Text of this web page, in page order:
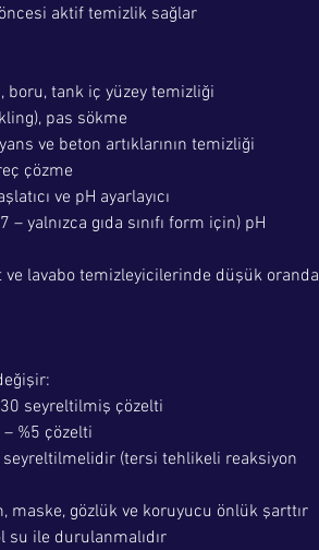
öncesi aktif temizlik sağlar
boru, tank iç yüzey temizliği
pas sökme
ve beton artıklarının temizliği
çözme
ve pH ayarlayıcı
– yalnızca gıda sınıfı form için) pH
ve lavabo temizleyicilerinde düşük oranda
seyreltilmiş çözelti
%5 çözelti
(tersi tehlikeli reaksiyon
maske, gözlük ve koruyucu önlük şarttır
su ile durulanmalıdır